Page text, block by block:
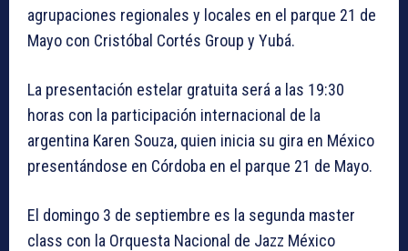
agrupaciones regionales y locales en el parque 21 de
Mayo con Cristóbal Cortés Group y Yubá.
La presentación estelar gratuita será a las 19:30
horas con la participación internacional de la
argentina Karen Souza, quien inicia su gira en México
presentándose en Córdoba en el parque 21 de Mayo.
El domingo 3 de septiembre es la segunda master
class con la Orquesta Nacional de Jazz México